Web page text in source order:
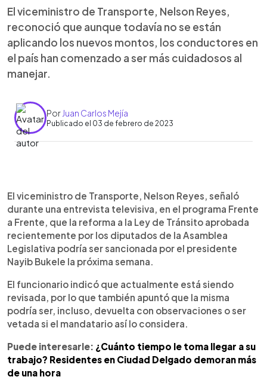
El viceministro de Transporte, Nelson Reyes,
reconoció que aunque todavía no se están
aplicando los nuevos montos, los conductores en
el país han comenzado a ser más cuidadosos al
manejar.
Por Juan Carlos Mejía
Publicado el 03 de febrero de 2023
► Escuchar artículo
El viceministro de Transporte, Nelson Reyes, señaló
durante una entrevista televisiva, en el programa Frente
a Frente, que la reforma a la Ley de Tránsito aprobada
recientemente por los diputados de la Asamblea
Legislativa podría ser sancionada por el presidente
Nayib Bukele la próxima semana.
El funcionario indicó que actualmente está siendo
revisada, por lo que también apuntó que la misma
podría ser, incluso, devuelta con observaciones o ser
vetada si el mandatario así lo considera.
Puede interesarle: ¿Cuánto tiempo le toma llegar a su
trabajo? Residentes en Ciudad Delgado demoran más
de una hora